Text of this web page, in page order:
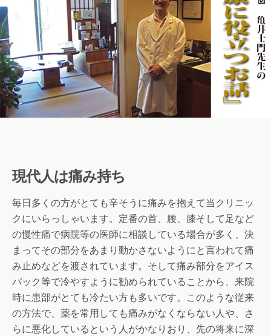
現代人は痛み持ち
毎日多くの方がとても辛そうに痛みを抱えて当クリニッ
クにいらっしゃいます。定番の首、腰、膝そして足など
の慢性痛で病院等の医師に相談している場合が多く、決
まってその部分をあまり動かさないようにと言われて痛
み止めなどを渡されています。そして痛み部分をアイス
パック等で冷やすように勧められていることから、来院
時に患部がとても冷たい方も多いです。このような従来
の方法で、薬を常用しても痛みがなくならない人や、さ
らに悪化しているという人がかなりおり、先の将来に深